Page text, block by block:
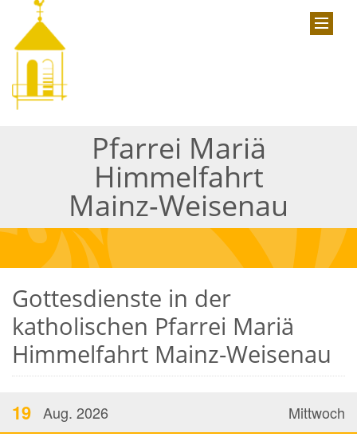
Pfarrei Mariä
Himmelfahrt
Mainz-Weisenau
Gottesdienste in der
katholischen Pfarrei Mariä
Himmelfahrt Mainz-Weisenau
Mittwoch
19 Aug. 2026